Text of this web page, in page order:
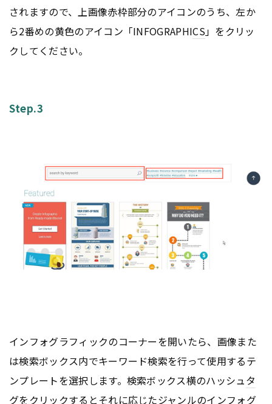
されますので、上画像赤枠部分のアイコンのうち、左か
ら2番めの黄色のアイコン「INFOGRAPHICS」をクリッ
クしてください。
Step.3
インフォグラフィックのコーナーを開いたら、画像また
は検索ボックス内でキーワード検索を行って使用するテ
ンプレートを選択します。検索ボックス横のハッシュタ
グをクリックするとそれに応じたジャンルのインフォグ